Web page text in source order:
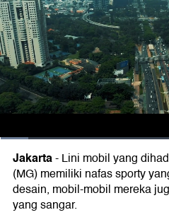
Jakarta-Lini mobil yang
(MG) memiliki nafas sporty
desain, mobil-mobil mereka
yang sangar.